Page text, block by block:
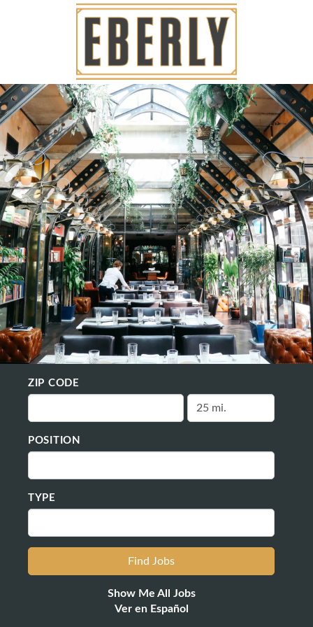
ZIP CODE
POSITION
TYPE
Show Me All Jobs
Ver en Español